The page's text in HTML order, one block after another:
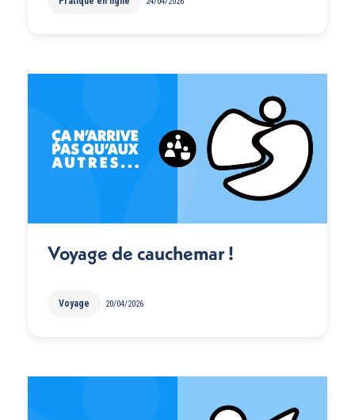
Voyage de cauchemar !
Voyage 20/04/2026